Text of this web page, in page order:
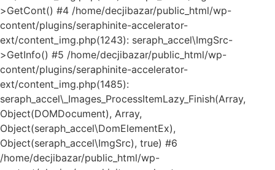
>GetCont() #4 /home/decjibazar/public_html/wp-
content/plugins/seraphinite-accelerator-
ext/content_img.php(1243): seraph_accel\ImgSrc-
>GetInfo() #5 /home/decjibazar/public_html/wp-
content/plugins/seraphinite-accelerator-
ext/content_img.php(1485):
seraph_accel\_Images_ProcessItemLazy_Finish(Array,
Object(DOMDocument), Array,
Object(seraph_accel\DomElementEx),
Object(seraph_accel\ImgSrc), true) #6
/home/decjibazar/public_html/wp-